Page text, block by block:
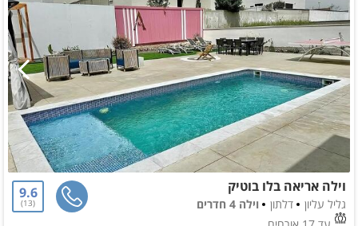
וילה אריאה בלו בוטיק
גליל עליון דלתון
וילה 4 חדרים
9.6
13